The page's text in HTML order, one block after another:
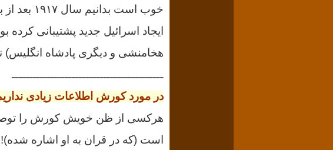
ایجاد اسرائیل جدید پشتیبانی
هخامنشی و دیگری پادشاه انگلیس)
ـــــــــــــــــــــــــــــــــــــــــــ
در مورد کورش اطلاعات زیادی
هرکسی از ظن خویش کورش را
است (که در قران به او اشاره شده)!